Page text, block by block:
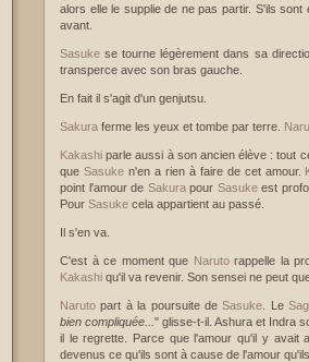
alors elle le supplie de ne pas partir. S'ils
avant.
Sasuke se tourne légèrement dans sa
transperce avec son bras gauche.
En fait il s'agit d'un genjutsu.
Sakura ferme les yeux et tombe par terre.
Kakashi parle aussi à son ancien élève : tout
que Sasuken'en a rien à faire de cet amour.
point l'amour de Sakurapour Sasukeest
Pour Sasuke cela appartient au passé.
Il s'en va.
C'est à ce moment que Narutorappelle la
Kakashi qu'il va revenir. Son sensei ne peut
Naruto part à la poursuite deSasuke . Le
bien compliquée... " glisse-t-il. Ashura et Indra
il le regrette. Parce que l'amour qu'il y avait
devenus ce qu'ils sont à cause de l'amour